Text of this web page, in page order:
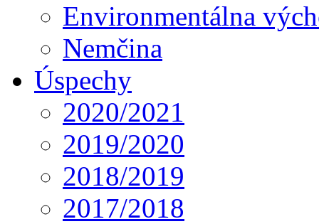
Environmentálna
Nemčina
Úspechy
2020/2021
2019/2020
2018/2019
2017/2018